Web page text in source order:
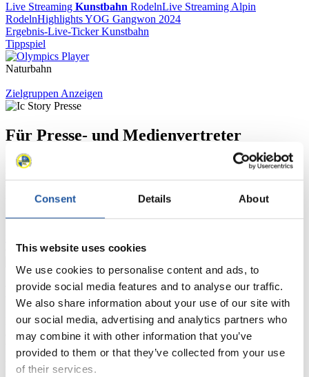
Consent Details About
This website uses cookies
We use cookies to personalise content and ads, to
provide social media features and to analyse our traffic.
We also share information about your use of our site with
our social media, advertising and analytics partners who
may combine it with other information that you’ve
provided to them or that they’ve collected from your use
of their services.
Live Streaming Kunstbahn RodelnLive Streaming Alpin
RodelnHighlights YOG Gangwon 2024
Ergebnis-Live-Ticker Kunstbahn
Tippspiel
Naturbahn
Zielgruppen Anzeigen
Für Presse- und Medienvertreter
Hier finden Sie Informationen für Presse- und Medienvertreter. Sie
beantragen, die Grundregeln des Rennrodelsports einsehen und
Für Nationale Verbände
Hier können Sie sich über allgemeine Neuigkeiten informieren, das
aktuelle Regelwerk sowie Richtlinien zu Wettkämpfen, Anti-Doping
und Fairplay nachlesen, auf Athletenbiographien zugreifen,
Ausschreibungen für Wettkämpfe herunterladen, sowie auf die
Mitgliedersektion zugreifen.